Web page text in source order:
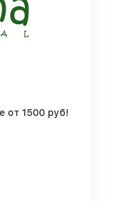
от 1500 руб!